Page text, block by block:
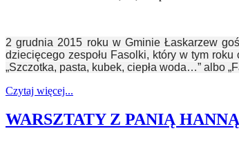
2 grudnia 2015 roku w Gminie Łaskarzew
dziecięcego zespołu Fasolki, który w tym
„Szczotka, pasta, kubek, ciepła woda…” albo
Czytaj więcej...
WARSZTATY Z PANIĄ